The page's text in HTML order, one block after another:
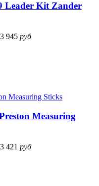
Leader Kit Zander
3 945 руб
Measuring
3 421 руб